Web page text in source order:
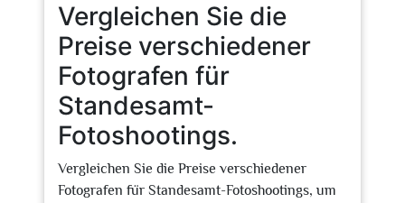
Vergleichen Sie die
Preise verschiedener
Fotografen für
Standesamt-
Fotoshootings.
Vergleichen Sie die Preise verschiedener
Fotografen für Standesamt-Fotoshootings, um